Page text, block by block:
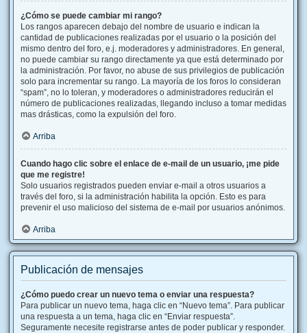
¿Cómo se puede cambiar mi rango?
Los rangos aparecen debajo del nombre de usuario e indican la
cantidad de publicaciones realizadas por el usuario o la posición del
mismo dentro del foro, e.j. moderadores y administradores. En general,
no puede cambiar su rango directamente ya que está determinado por
la administración. Por favor, no abuse de sus privilegios de publicación
solo para incrementar su rango. La mayoría de los foros lo consideran
“spam”, no lo toleran, y moderadores o administradores reducirán el
número de publicaciones realizadas, llegando incluso a tomar medidas
mas drásticas, como la expulsión del foro.
Arriba
Cuando hago clic sobre el enlace de e-mail de un usuario, ¡me pide
que me registre!
Solo usuarios registrados pueden enviar e-mail a otros usuarios a
través del foro, si la administración habilita la opción. Esto es para
prevenir el uso malicioso del sistema de e-mail por usuarios anónimos.
Arriba
Publicación de mensajes
¿Cómo puedo crear un nuevo tema o enviar una respuesta?
Para publicar un nuevo tema, haga clic en “Nuevo tema”. Para publicar
una respuesta a un tema, haga clic en “Enviar respuesta”.
Seguramente necesite registrarse antes de poder publicar y responder.